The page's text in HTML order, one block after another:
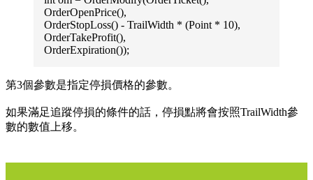
OrderOpenPrice(),
OrderStopLoss() - TrailWidth * (Point * 10),
OrderTakeProfit(),
OrderExpiration());
第3個參數是指定停損價格的參數。
如果滿足追蹤停損的條件的話，停損點將會按照TrailWidth參
數的數值上移。